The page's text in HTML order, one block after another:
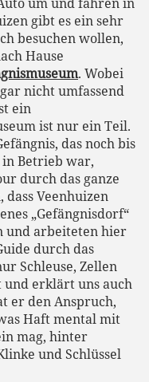
gibt es ein sehr
besuchen wollen,
Hause
. Wobei
nicht umfassend
ein
ist nur ein Teil.
das noch bis
in Betrieb war,
durch das ganze
dass Veenhuizen
„Gefängnisdorf“
und arbeiteten hier
durch das
Schleuse, Zellen
erklärt uns auch
er den Anspruch,
Haft mental mit
mag, hinter
und Schlüssel